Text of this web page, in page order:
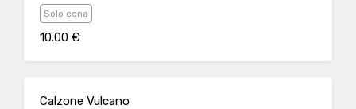
Solo cena
10.00 €
Calzone Vulcano